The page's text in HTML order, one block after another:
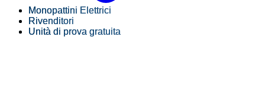
Monopattini Elettrici
Rivenditori
Unità di prova gratuita